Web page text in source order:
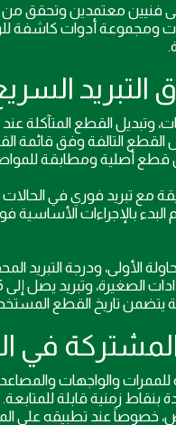
فنيين معتمدين وتحقق من
أدوات كاشفة
وتبديل القطع المتآكلة
التالفة وفق قائمة
أصلية ومطابقة
خلال 20, 25 دقيقة مع تبريد
بالإجراءات
الأولى، ودرجة
يتضمن تاريخ القطع
والواجهات والمصاعد
بنقاط زمنية قابلة
خصوصاً عند تطبيقه على